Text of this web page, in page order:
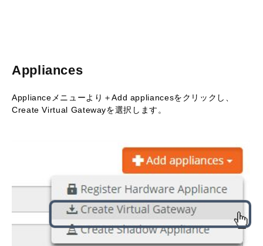
Appliances
Applianceメニューより＋Add appliancesをクリックし、
Create Virtual Gatewayを選択します。